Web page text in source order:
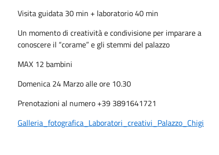
Visita guidata 30 min + laboratorio 40 min
Un momento di creatività e condivisione per imparare a
conoscere il “corame” e gli stemmi del palazzo
MAX 12 bambini
Domenica 24 Marzo alle ore 10.30
Prenotazioni al numero +39 3891641721
Galleria_fotografica_Laboratori_creativi_Palazzo_Chigi